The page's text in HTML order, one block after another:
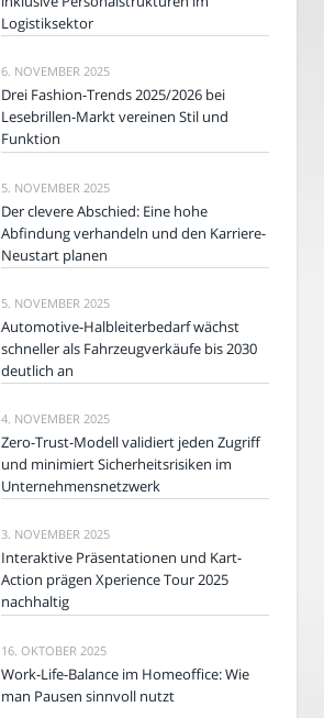
Logistiksektor
6. NOVEMBER 2025
Drei Fashion-Trends 2025/2026 bei
Lesebrillen-Markt vereinen Stil und
Funktion
5. NOVEMBER 2025
Der clevere Abschied: Eine hohe
Abfindung verhandeln und den Karriere-
Neustart planen
5. NOVEMBER 2025
Automotive-Halbleiterbedarf wächst
schneller als Fahrzeugverkäufe bis 2030
deutlich an
4. NOVEMBER 2025
Zero-Trust-Modell validiert jeden Zugriff
und minimiert Sicherheitsrisiken im
Unternehmensnetzwerk
3. NOVEMBER 2025
Interaktive Präsentationen und Kart-
Action prägen Xperience Tour 2025
nachhaltig
16. OKTOBER 2025
Work-Life-Balance im Homeoffice: Wie
man Pausen sinnvoll nutzt